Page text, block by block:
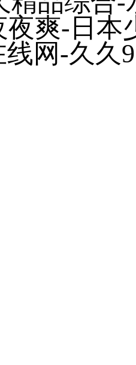
爽-日本
线网-久久